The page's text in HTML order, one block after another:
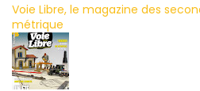
Voie Libre, le magazine des
métrique